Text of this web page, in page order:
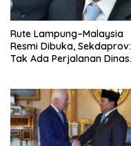
Rute Lampung–Malaysia
Resmi Dibuka, Sekdaprov:
Tak Ada Perjalanan Dinas